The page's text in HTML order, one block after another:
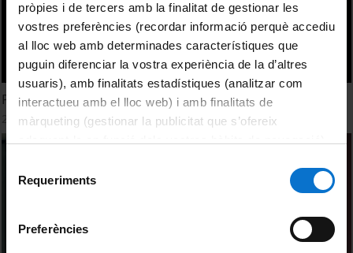
pròpies i de tercers amb la finalitat de gestionar les
vostres preferències (recordar informació perquè accediu
al lloc web amb determinades característiques que
puguin diferenciar la vostra experiència de la d’altres
usuaris), amb finalitats estadístiques (analitzar com
interactueu amb el lloc web) i amb finalitats de
màrqueting (gestionar la publicitat que s’ofereix
consultar laPolítica de galetes del lloc web de la
Requeriments
Preferències
Proyecto Ernesto
27 Septiembre, 2011